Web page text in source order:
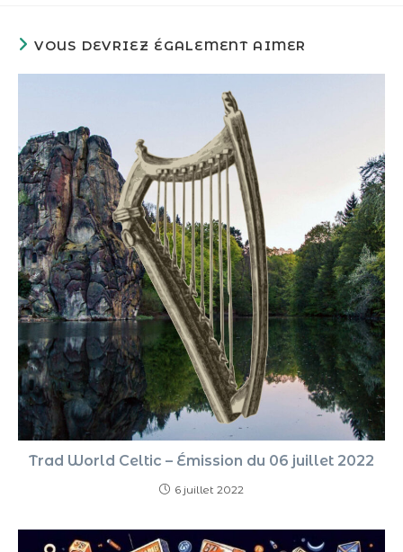
VOUS DEVRIEZ ÉGALEMENT AIMER
Trad World Celtic – Émission du 06 juillet 2022
6 juillet 2022